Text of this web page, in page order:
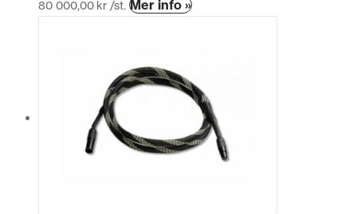
80 000,00 kr /st. Mer info »
varianter.
De
olika
alternativen